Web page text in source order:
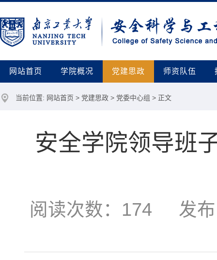
网站首页 学院概况 党建思政 师资队伍
当前位置: 网站首页 > 党建思政 > 党委中心组 > 正文
安全学院领导班
阅读次数： 174 发布